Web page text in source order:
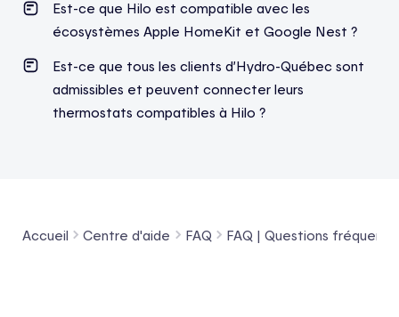
Est-ce que Hilo est compatible avec les
écosystèmes Apple HomeKit et Google Nest ?
Est-ce que tous les clients d’Hydro-Québec sont
admissibles et peuvent connecter leurs
thermostats compatibles à Hilo ?
Accueil Centre d'aide FAQ FAQ | Questions